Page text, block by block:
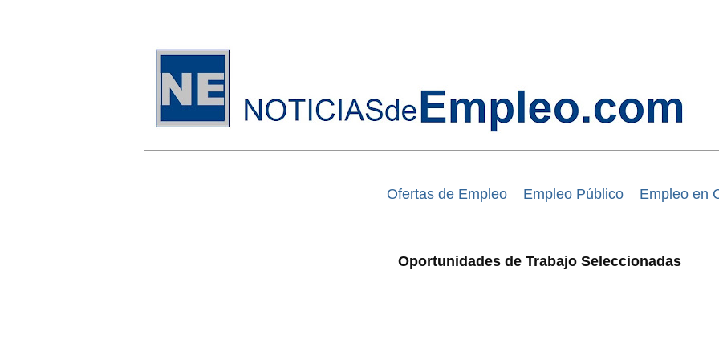
Ofertas de Empleo Empleo Público Empleo en
Oportunidades de Trabajo Seleccionadas